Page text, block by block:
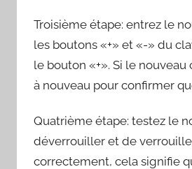
Troisième étape: entrez le
les boutons «+» et «-» du
le bouton «+». Si le
à nouveau pour confirmer
Quatrième étape: testez le
déverrouiller et de
correctement, cela signifie